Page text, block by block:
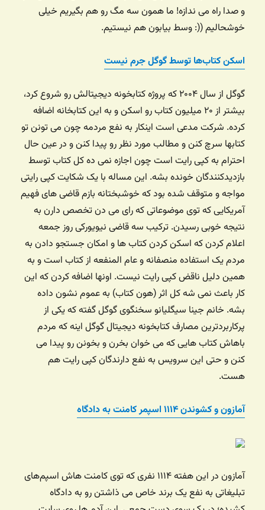
و صدا راه می ندازه! ما همون سه مگ رو هم بگیریم خیلی
خوشحالیم ((: وسط بیابون هم نیستیم.
اسکن کتاب‌ها توسط گوگل جرم نیست
گوگل از سال ۲۰۰۴ که پروژه کتابخونه دیجیتالش رو شروع کرد،
بیشتر از ۲۰ میلیون کتاب رو اسکن و به این کتابخانه اضافه
کرده. شرکت مدعی است اینکار به نفع مردمه چون می تونن تو
کتابها سرچ کنن و مطالب مورد نظر رو پیدا کنن و در عین حال
احترام به کپی رایت است چون اجازه نمی ده کل کتاب توسط
بازدیدکنندگان خونده بشه. این مساله با یک شکایت کپی رایتی
مواجه و متوقف شده بود که خوشبختانه بازم قاضی های فهیم
آمریکایی که توی موضوعاتی که رای می دن تخصص دارن به
نتیجه خوبی رسیدن. ترکیب سه قاضی نیویورکی روز جمعه
اعلام کردن که اسکن کردن کتاب ها و امکان جستجو دادن به
مردم یک استفاده منصفانه و عام المنفعه از کتاب است و به
همین دلیل ناقض کپی رایت نیست. اونها اضافه کردن که این
کار باعث نمی شه کل اثر (هون کتاب) به عموم نشون داده
بشه. خانم جینا سیگلیانو سخنگوی گوگل گفته که یکی از
پرکاربردترین مصارف کتابخونه دیجیتال گوگل اینه که مردم
باهاش کتاب هایی که می خوان بخرن و بخونن رو پیدا می
کنن و حتی این سرویس به نفع دارندگان کپی رایت هم
هست.
آمازون و کشوندن ۱۱۱۴ اسپمر کامنت به دادگاه
آمازون در این هفته ۱۱۱۴ نفری که توی کامنت هاش اسپم‌های
تبلیغاتی به نفع یک برند خاص می ذاشتن رو به دادگاه